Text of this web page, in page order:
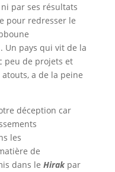
ni par ses résultats
pour redresser le
Un pays qui vit de la
peu de projets et
a de la peine
déception car
les
de
dans le Hirakpar